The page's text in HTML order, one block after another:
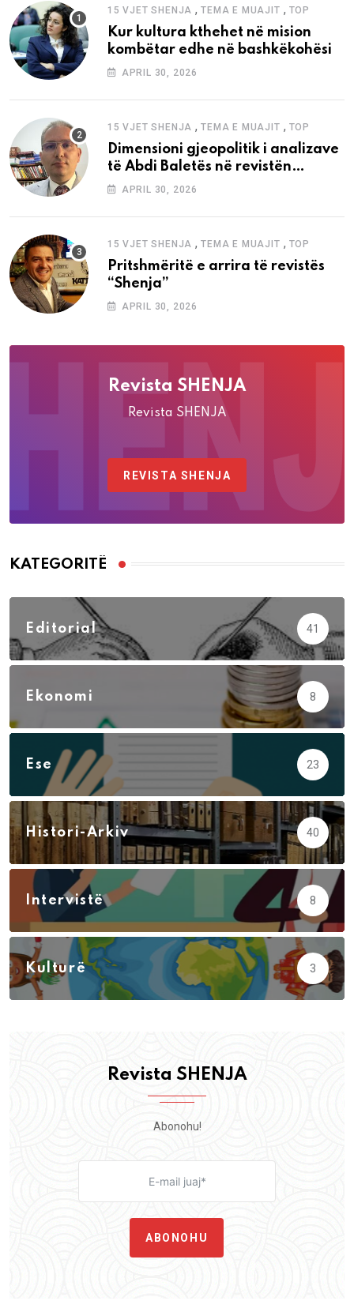
15 VJET SHENJA ,TEMA E MUAJIT , TOP
Kur kultura kthehet në mision
kombëtar edhe në bashkëkohësi
APRIL 30, 2026
15 VJET SHENJA ,TEMA E MUAJIT , TOP
Dimensioni gjeopolitik i analizave
të Abdi Baletës në revistën
“Shenja”
APRIL 30, 2026
15 VJET SHENJA ,TEMA E MUAJIT , TOP
Pritshmëritë e arrira të revistës
“Shenja”
APRIL 30, 2026
Revista SHENJA
Revista SHENJA
REVISTA SHENJA
KATEGORITË
Editorial 41
Ekonomi 8
Ese 23
Histori-Arkiv 40
Intervistë 8
Kulturë 3
Revista SHENJA
Abonohu!
ABONOHU